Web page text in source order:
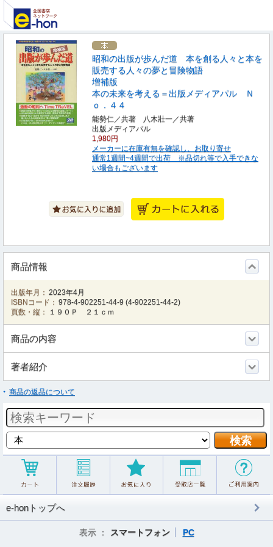
昭和の出版が歩んだ道 本を創る人々と本を
販売する人々の夢と冒険物語
増補版
本の未来を考える＝出版メディアパル Ｎ
ｏ．４４
能勢仁／共著 八木壯一／共著
出版メディアパル
1,980円
メーカーに在庫有無を確認し、お取り寄せ
通常1週間~4週間で出荷 ※品切れ等で入手できな
い場合もございます
商品情報
出版年月： 2023年4月
ISBNコード： 978-4-902251-44-9 (4-902251-44-2)
頁数・縦：
１９０Ｐ ２１ｃｍ
商品の内容
著者紹介
商品の返品について
e-honトップへ
表示 ： スマートフォン PC